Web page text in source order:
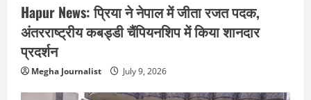
Hapur News: प्रिया ने नेपाल में जीता रजत पदक,
अंतरराष्ट्रीय कबड्डी चैंपियनशिप में किया शानदार
प्रदर्शन
Megha Journalist July 9, 2026